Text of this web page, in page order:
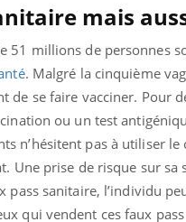
mais
51 millions de personnes
. Malgré la cinquième
de se faire vacciner. Pour
ou un test
n’hésitent pas à utiliser
Une prise de risque sur sa
pass sanitaire, l’individu
qui vendent ces faux